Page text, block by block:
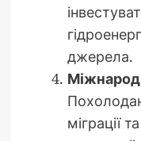
джерела.
міграції